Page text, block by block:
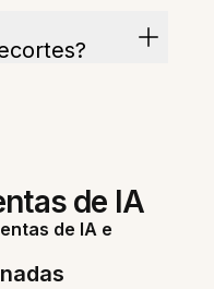
de IA
de IA e